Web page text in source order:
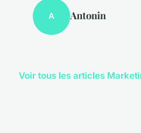
A Antonin
Voir tous les articles